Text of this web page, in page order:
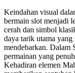
Keindahan visual
bermain slot menjadi
cerah dan simbol
daya tarik utama
mendebarkan. Dalam
permainan yang
Kehadiran elemen